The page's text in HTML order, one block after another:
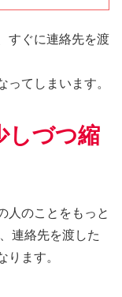
すぐに連絡先を渡
ってしまいます。
しづつ縮
人のことをもっと
連絡先を渡した
ります。